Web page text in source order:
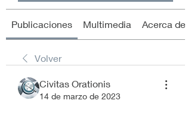
Publicaciones Multimedia Acerca de
Volver
Civitas Orationis
14 de marzo de 2023